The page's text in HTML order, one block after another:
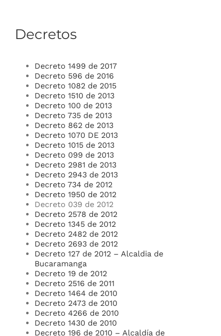
Decretos
Decreto 1499 de 2017
Decreto 596 de 2016
Decreto 1082 de 2015
Decreto 1510 de 2013
Decreto 100 de 2013
Decreto 735 de 2013
Decreto 862 de 2013
Decreto 1070 DE 2013
Decreto 1015 de 2013
Decreto 099 de 2013
Decreto 2981 de 2013
Decreto 2943 de 2013
Decreto 734 de 2012
Decreto 1950 de 2012
Decreto 039 de 2012
Decreto 2578 de 2012
Decreto 1345 de 2012
Decreto 2482 de 2012
Decreto 2693 de 2012
Decreto 127 de 2012 – Alcaldia de
Bucaramanga
Decreto 19 de 2012
Decreto 2516 de 2011
Decreto 1464 de 2010
Decreto 2473 de 2010
Decreto 4266 de 2010
Decreto 1430 de 2010
Decreto 196 de 2010 – Alcaldía de